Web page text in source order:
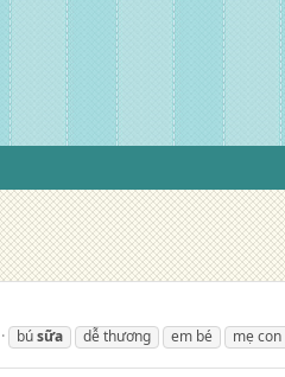
búsữa dễ thương em bé mẹ con